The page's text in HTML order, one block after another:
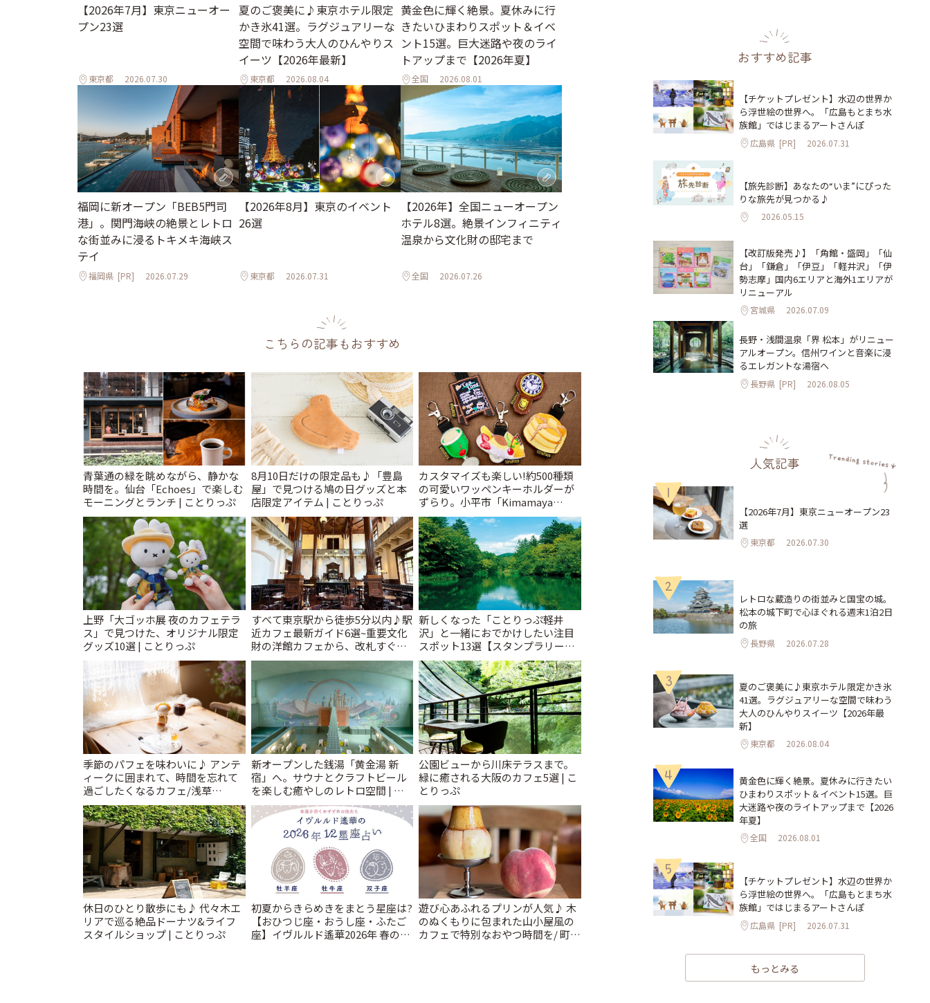
【2026年7月】東京ニューオー
プン23選
東京都 2026.07.30
夏のご褒美に♪東京ホテル限定
かき氷41選。ラグジュアリーな
空間で味わう大人のひんやりス
イーツ【2026年最新】
東京都 2026.08.04
黄金色に輝く絶景。夏休みに行
きたいひまわりスポット＆イベ
ント15選。巨大迷路や夜のライ
トアップまで【2026年夏】
全国 2026.08.01
福岡に新オープン「BEB5門司
港」。関門海峡の絶景とレトロ
な街並みに浸るトキメキ海峡ス
テイ
福岡県 [PR] 2026.07.29
【2026年8月】東京のイベント
26選
東京都 2026.07.31
【2026年】全国ニューオープン
ホテル8選。絶景インフィニティ
温泉から文化財の邸宅まで
全国 2026.07.26
こちらの記事もおすすめ
青葉通の緑を眺めながら、静かな
時間を。仙台「Echoes」で楽しむ
モーニングとランチ | ことりっぷ
8月10日だけの限定品も♪「豊島
屋」で見つける鳩の日グッズと本
店限定アイテム | ことりっぷ
カスタマイズも楽しい!約500種類
の可愛いワッペンキーホルダーが
ずらり。小平市「Kimamaya
T&K」 | ことりっぷ
上野「大ゴッホ展 夜のカフェテラ
ス」で見つけた、オリジナル限定
グッズ10選 | ことりっぷ
すべて東京駅から徒歩5分以内♪駅
近カフェ最新ガイド6選~重要文化
財の洋館カフェから、改札すぐの
レトロ喫茶まで~ | ことりっぷ
新しくなった「ことりっぷ軽井
沢」と一緒におでかけしたい注目
スポット13選【スタンプラリー開
催中】 | ことりっぷ
季節のパフェを味わいに♪ アンテ
ィークに囲まれて、時間を忘れて
過ごしたくなるカフェ/浅草
「annorum cafe」 | ことりっぷ
新オープンした銭湯「黄金湯 新
宿」へ。サウナとクラフトビール
を楽しむ癒やしのレトロ空間 | こ
とりっぷ
公園ビューから川床テラスまで。
緑に癒される大阪のカフェ5選 | こ
とりっぷ
休日のひとり散歩にも♪ 代々木エ
リアで巡る絶品ドーナツ&ライフ
スタイルショップ | ことりっぷ
初夏からきらめきをまとう星座は?
【おひつじ座・おうし座・ふたご
座】イヴルルド遙華2026年 春の運
遊び心あふれるプリンが人気♪ 木
のぬくもりに包まれた山小屋風の
カフェで特別なおやつ時間を/ 町田
おすすめ記事
【チケットプレゼント】水辺の世界か
ら浮世絵の世界へ。「広島もとまち水
族館」ではじまるアートさんぽ
広島県 [PR] 2026.07.31
【旅先診断】あなたの“いま”にぴった
りな旅先が見つかる♪
2026.05.15
【改訂版発売♪】「角館・盛岡」「仙
台」「鎌倉」「伊豆」「軽井沢」「伊
勢志摩」国内6エリアと海外1エリアが
リニューアル
宮城県 2026.07.09
長野・浅間温泉「界 松本」がリニュー
アルオープン。信州ワインと音楽に浸
るエレガントな湯宿へ
長野県 [PR] 2026.08.05
人気記事
1
【2026年7月】東京ニューオープン23
選
東京都 2026.07.30
2
レトロな蔵造りの街並みと国宝の城。
松本の城下町で心ほぐれる週末1泊2日
の旅
長野県 2026.07.28
3
夏のご褒美に♪東京ホテル限定かき氷
41選。ラグジュアリーな空間で味わう
大人のひんやりスイーツ【2026年最
新】
東京都 2026.08.04
4
黄金色に輝く絶景。夏休みに行きたい
ひまわりスポット＆イベント15選。巨
大迷路や夜のライトアップまで【2026
年夏】
全国 2026.08.01
5
【チケットプレゼント】水辺の世界か
ら浮世絵の世界へ。「広島もとまち水
族館」ではじまるアートさんぽ
広島県 [PR] 2026.07.31
もっとみる